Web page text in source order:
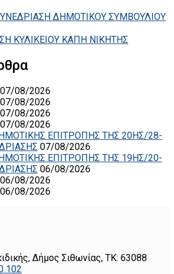
ΔΗΜΟΤΙΚΟΥ ΣΥΜΒΟΥΛΙΟΥ
ΚΥΛΙΚΕΙΟΥ ΚΑΠΗ ΝΙΚΗΤΗΣ
07/08/2026
07/08/2026
07/08/2026
07/08/2026
ΕΠΙΤΡΟΠΗΣ ΤΗΣ 20ΗΣ/28-
07/08/2026
ΕΠΙΤΡΟΠΗΣ ΤΗΣ 19ΗΣ/20-
06/08/2026
06/08/2026
06/08/2026
Δήμος Σιθωνίας, ΤΚ: 63088
102